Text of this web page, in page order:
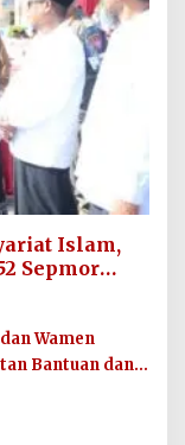
Islam,
Sepmor
Wamen
Bantuan dan